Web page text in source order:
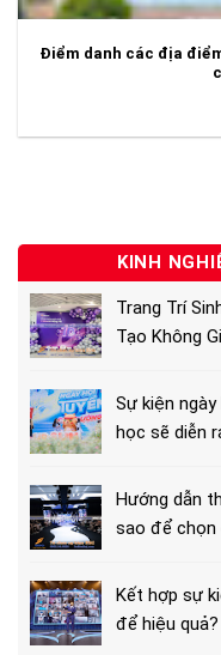
Điểm danh các địa
KINH
Trang Trí
Tạo Không
Sự kiện
học sẽ diễn
Hướng dẫn
sao để chọn
Kết hợp sự
để hiệu quả?